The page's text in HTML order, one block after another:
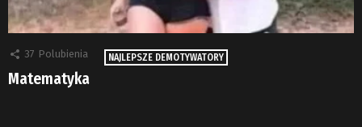
37 Polubienia NAJLEPSZE DEMOTYWATORY
Matematyka